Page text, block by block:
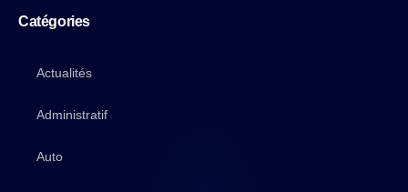
Catégories
Actualités
Administratif
Auto